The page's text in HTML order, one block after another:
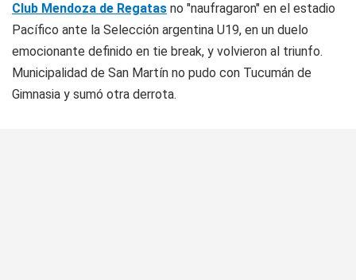
Club Mendoza de Regatas no "naufragaron" en el estadio
Pacífico ante la Selección argentina U19, en un duelo
emocionante definido en tie break, y volvieron al triunfo.
Municipalidad de San Martín no pudo con Tucumán de
Gimnasia y sumó otra derrota.